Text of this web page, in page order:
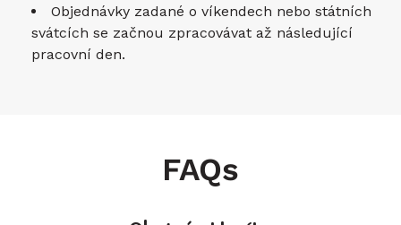
Objednávky zadané o víkendech nebo státních
svátcích se začnou zpracovávat až následující
pracovní den.
FAQs